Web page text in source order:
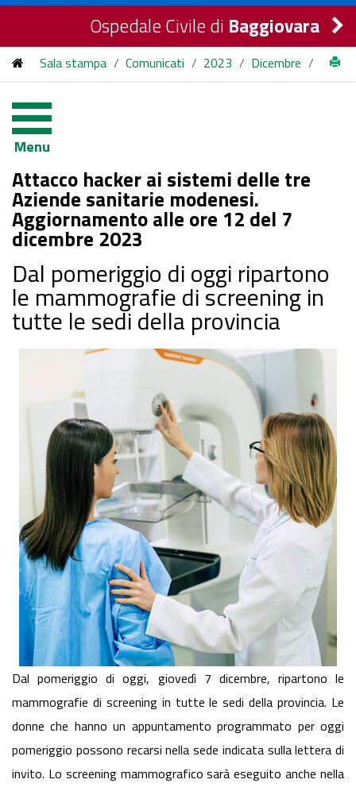
Ospedale Civile di Baggiovara
Sala stampa / Comunicati / 2023 / Dicembre /
modenesi. Aggiornamento alle ore 12 del 7 dicembre 2023
Menu
Attacco hacker ai sistemi delle tre
Aziende sanitarie modenesi.
Aggiornamento alle ore 12 del 7
dicembre 2023
Dal pomeriggio di oggi ripartono
le mammografie di screening in
tutte le sedi della provincia
Dal pomeriggio di oggi, giovedì 7 dicembre, ripartono le
mammografie di screening in tutte le sedi della provincia. Le
donne che hanno un appuntamento programmato per oggi
pomeriggio possono recarsi nella sede indicata sulla lettera di
invito. Lo screening mammografico sarà eseguito anche nella